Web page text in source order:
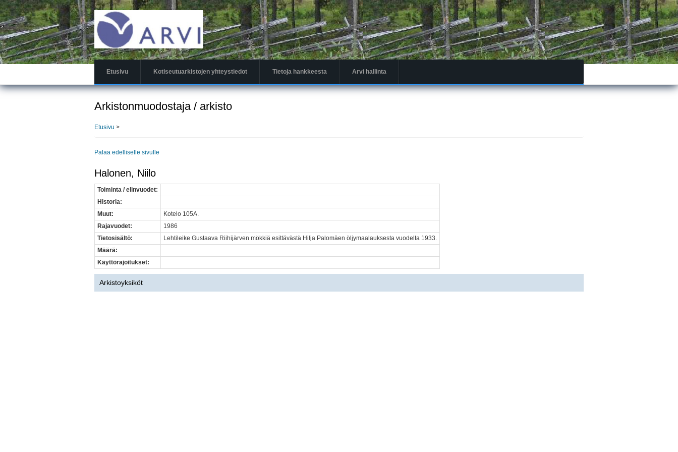
Hyppää
pääsisältöön
Etusivu Kotiseutuarkistojen yhteystiedot Tietoja hankkeesta Arvi hallinta
Arkistonmuodostaja / arkisto
Etusivu >
Palaa edelliselle sivulle
Halonen, Niilo
Toiminta / elinvuodet:
Historia:
Muut:
Kotelo 105A.
Rajavuodet:
1986
Tietosisältö:
Lehtileike Gustaava Riihijärven mökkiä esittävästä Hilja Palomäen öljymaalauksesta vuodelta 1933.
Määrä:
Käyttörajoitukset:
Arkistoyksiköt